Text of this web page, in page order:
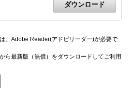
ダウンロード
、Adobe Reader(アドビリーダー)が必要で
ら最新版（無償）をダウンロードしてご利用